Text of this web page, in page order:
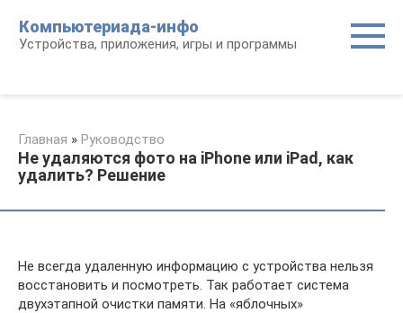
контенту
Компьютериада-инфо
Устройства, приложения, игры и программы
Главная » Руководство
Не удаляются фото на iPhone или iPad, как
удалить? Решение
Не всегда удаленную информацию с устройства нельзя
восстановить и посмотреть. Так работает система
двухэтапной очистки памяти. На «яблочных»